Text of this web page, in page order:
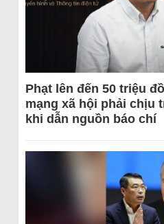
Phạt lên đến 50 triệu
mạng xã hội phải chịu
khi dẫn nguồn báo chí